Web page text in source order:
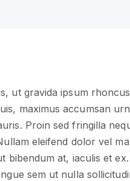
ut gravida ipsum
maximus accumsan
Proin sed fringilla
eleifend dolor vel
bibendum at, iaculis et ex.
sem ut nulla